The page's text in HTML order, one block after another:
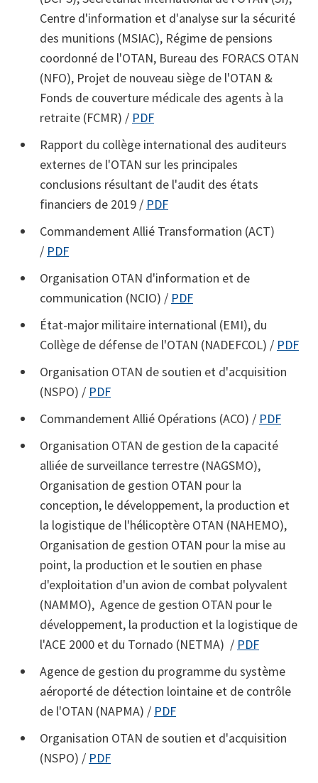
Centre d'information et d'analyse sur la sécurité
des munitions (MSIAC), Régime de pensions
coordonné de l'OTAN, Bureau des FORACS OTAN
(NFO), Projet de nouveau siège de l'OTAN &
Fonds de couverture médicale des agents à la
retraite (FCMR) / PDF
Rapport du collège international des auditeurs
externes de l'OTAN sur les principales
conclusions résultant de l'audit des états
financiers de 2019 / PDF
Commandement Allié Transformation (ACT)
/ PDF
Organisation OTAN d'information et de
communication (NCIO) / PDF
État-major militaire international (EMI), du
Collège de défense de l'OTAN (NADEFCOL) / PDF
Organisation OTAN de soutien et d'acquisition
(NSPO) / PDF
Commandement Allié Opérations (ACO) / PDF
Organisation OTAN de gestion de la capacité
alliée de surveillance terrestre (NAGSMO),
Organisation de gestion OTAN pour la
conception, le développement, la production et
la logistique de l'hélicoptère OTAN (NAHEMO),
Organisation de gestion OTAN pour la mise au
point, la production et le soutien en phase
d'exploitation d'un avion de combat polyvalent
(NAMMO), Agence de gestion OTAN pour le
développement, la production et la logistique de
l'ACE 2000 et du Tornado (NETMA) / PDF
Agence de gestion du programme du système
aéroporté de détection lointaine et de contrôle
de l'OTAN (NAPMA) / PDF
Organisation OTAN de soutien et d'acquisition
(NSPO) / PDF